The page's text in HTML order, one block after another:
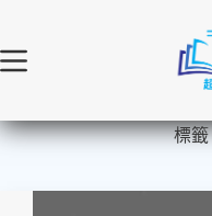
主
內
容
標籤